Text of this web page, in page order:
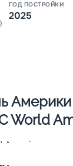
ГОД ПОСТРОЙКИ
2025
World
– это